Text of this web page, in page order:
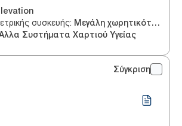
συσκευής: Μεγάλη χωρητικότητα
Συστήματα Χαρτιού Υγείας
Σύγκριση